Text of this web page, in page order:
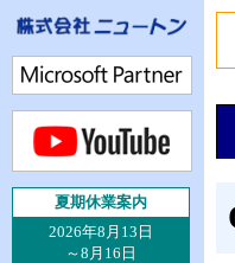
夏期休業案内
2026年8月13日
～8月16日